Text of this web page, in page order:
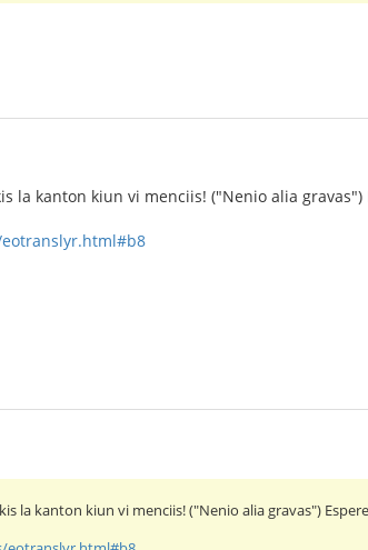
la kanton kiun vi menciis! ("Nenio alia gravas")
la kanton kiun vi menciis! ("Nenio alia gravas")